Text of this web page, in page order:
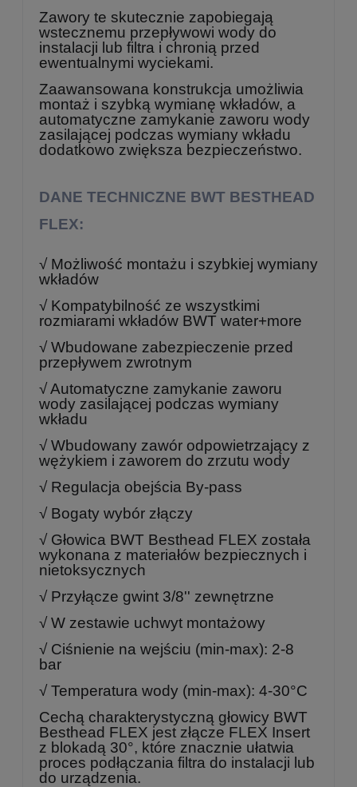
Zawory te skutecznie zapobiegają
wstecznemu przepływowi wody do
instalacji lub filtra i chronią przed
ewentualnymi wyciekami.
Zaawansowana konstrukcja umożliwia
montaż i szybką wymianę wkładów, a
automatyczne zamykanie zaworu wody
zasilającej podczas wymiany wkładu
dodatkowo zwiększa bezpieczeństwo.
DANE TECHNICZNE BWT BESTHEAD
FLEX:
√ Możliwość montażu i szybkiej wymiany
wkładów
√ Kompatybilność ze wszystkimi
rozmiarami wkładów BWT water+more
√ Wbudowane zabezpieczenie przed
przepływem zwrotnym
√ Automatyczne zamykanie zaworu
wody zasilającej podczas wymiany
wkładu
√ Wbudowany zawór odpowietrzający z
wężykiem i zaworem do zrzutu wody
√ Regulacja obejścia By-pass
√ Bogaty wybór złączy
√ Głowica BWT Besthead FLEX została
wykonana z materiałów bezpiecznych i
nietoksycznych
√ Przyłącze gwint 3/8'' zewnętrzne
√ W zestawie uchwyt montażowy
√ Ciśnienie na wejściu (min-max): 2-8
bar
√ Temperatura wody (min-max): 4-30°C
Cechą charakterystyczną głowicy BWT
Besthead FLEX jest złącze FLEX Insert
z blokadą 30°, które znacznie ułatwia
proces podłączania filtra do instalacji lub
do urządzenia.